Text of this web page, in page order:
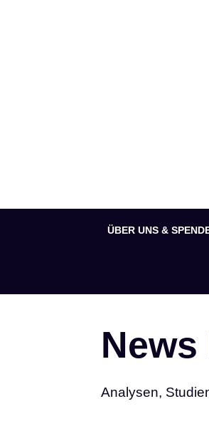
ÜBER UNS &
Analysen,